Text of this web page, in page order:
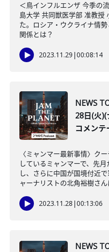
＜鳥インフルエンザ 今季の
島大学 共同獣医学部 准教授
た。ロシア・ウクライナ情
関係とは？
2023.11.29 |00:08:14
NEWS
28日(火
コメン
〈ミャンマー最新事情〉ク
しているミャンマーで、先
し、さらに中国が国境付近
ャーナリストの北角裕樹さん
2023.11.28 |00:13:06
NEWS